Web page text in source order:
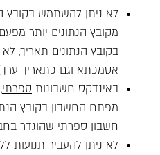
לא ניתן להשתמש בקובץ
מקובץ הנתונים יותר
בקובץ הנתונים תאריך,
אסמכתא וגם כתאריך
באינדקס חשבונות ספרתי
מפתח החשבון בקובץ
חשבון ספרתי שהוגדר
לא ניתן להעביר תנועות